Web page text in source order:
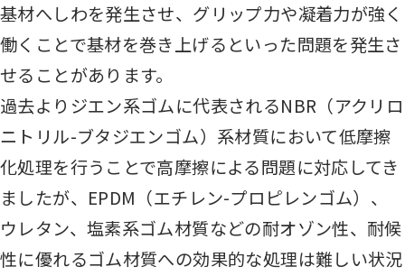
基材へしわを発生させ、グリップ力や凝着力が強く
働くことで基材を巻き上げるといった問題を発生さ
せることがあります。
過去よりジエン系ゴムに代表されるNBR（アクリロ
ニトリル-ブタジエンゴム）系材質において低摩擦
化処理を行うことで高摩擦による問題に対応してき
ましたが、EPDM（エチレン-プロピレンゴム）、
ウレタン、塩素系ゴム材質などの耐オゾン性、耐候
性に優れるゴム材質への効果的な処理は難しい状況